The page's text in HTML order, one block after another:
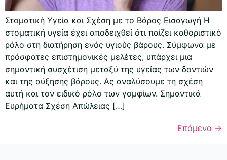
Στοματική Υγεία και Σχέση με το Βάρος Εισαγωγή Η
στοματική υγεία έχει αποδειχθεί ότι παίζει καθοριστικό
ρόλο στη διατήρηση ενός υγιούς βάρους. Σύμφωνα με
πρόσφατες επιστημονικές μελέτες, υπάρχει μια
σημαντική συσχέτιση μεταξύ της υγείας των δοντιών
και της αύξησης βάρους. Ας αναλύσουμε τη σχέση
αυτή και τον ειδικό ρόλο των γομφίων. Σημαντικά
Ευρήματα Σχέση Απώλειας […]
Επόμενο →